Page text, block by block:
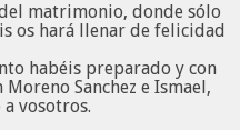
matrimonio, donde sólo
os hará llenar de felicidad
habéis preparado y con
Sanchez e Ismael,
vosotros.